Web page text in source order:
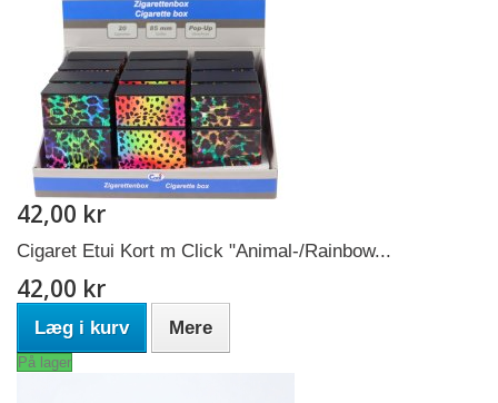
42,00 kr
Cigaret Etui Kort m Click "Animal-/Rainbow...
42,00 kr
Læg i kurv Mere
På lager